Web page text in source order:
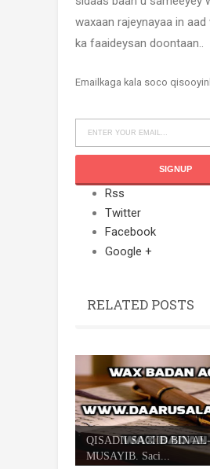
waxaan rajeynayaa in aad
ka faaideysan doontaan..
Emailkaga kala soco
Rss
Twitter
Facebook
Google +
RELATED POSTS
QISADII SACIID BIN AL-
MUSAYIB. Saci...